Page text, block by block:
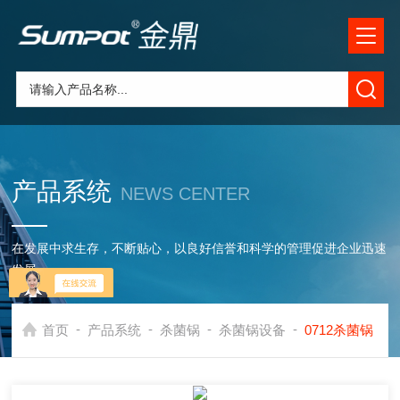
产品系统 NEWS CENTER
在发展中求生存，不断贴心，以良好信誉和科学的管理促进企业迅速
发展
首页 - 产品系统 - 杀菌锅 - 杀菌锅设备 - 0712杀菌锅